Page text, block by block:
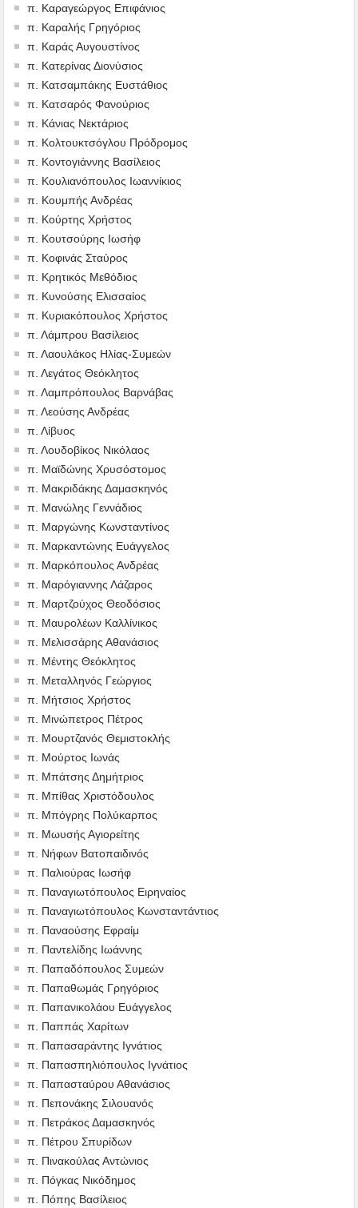
π. Καραγεώργος Επιφάνιος
π. Καραλής Γρηγόριος
π. Καράς Αυγουστίνος
π. Κατερίνας Διονύσιος
π. Κατσαμπάκης Ευστάθιος
π. Κατσαρός Φανούριος
π. Κάνιας Νεκτάριος
π. Κολτουκτσόγλου Πρόδρομος
π. Κοντογιάννης Βασίλειος
π. Κουλιανόπουλος Ιωαννίκιος
π. Κουμπής Ανδρέας
π. Κούρτης Χρήστος
π. Κουτσούρης Ιωσήφ
π. Κοφινάς Σταύρος
π. Κρητικός Μεθόδιος
π. Κυνούσης Ελισσαίος
π. Κυριακόπουλος Χρήστος
π. Λάμπρου Βασίλειος
π. Λαουλάκος Ηλίας-Συμεών
π. Λεγάτος Θεόκλητος
π. Λαμπρόπουλος Βαρνάβας
π. Λεούσης Ανδρέας
π. Λίβυος
π. Λουδοβίκος Νικόλαος
π. Μαϊδώνης Χρυσόστομος
π. Μακριδάκης Δαμασκηνός
π. Μανώλης Γεννάδιος
π. Μαργώνης Κωνσταντίνος
π. Μαρκαντώνης Ευάγγελος
π. Μαρκόπουλος Ανδρέας
π. Μαρόγιαννης Λάζαρος
π. Μαρτζούχος Θεοδόσιος
π. Μαυρολέων Καλλίνικος
π. Μελισσάρης Αθανάσιος
π. Μέντης Θεόκλητος
π. Μεταλληνός Γεώργιος
π. Μήτσιος Χρήστος
π. Μινώπετρος Πέτρος
π. Μουρτζανός Θεμιστοκλής
π. Μούρτος Ιωνάς
π. Μπάτσης Δημήτριος
π. Μπίθας Χριστόδουλος
π. Μπόγρης Πολύκαρπος
π. Μωυσής Αγιορείτης
π. Νήφων Βατοπαιδινός
π. Παλιούρας Ιωσήφ
π. Παναγιωτόπουλος Ειρηναίος
π. Παναγιωτόπουλος Κωνσταντάντιος
π. Παναούσης Εφραίμ
π. Παντελίδης Ιωάννης
π. Παπαδόπουλος Συμεών
π. Παπαθωμάς Γρηγόριος
π. Παπανικολάου Ευάγγελος
π. Παππάς Χαρίτων
π. Παπασαράντης Ιγνάτιος
π. Παπασπηλιόπουλος Ιγνάτιος
π. Παπασταύρου Αθανάσιος
π. Πεπονάκης Σιλουανός
π. Πετράκος Δαμασκηνός
π. Πέτρου Σπυρίδων
π. Πινακούλας Αντώνιος
π. Πόγκας Νικόδημος
π. Πόπης Βασίλειος